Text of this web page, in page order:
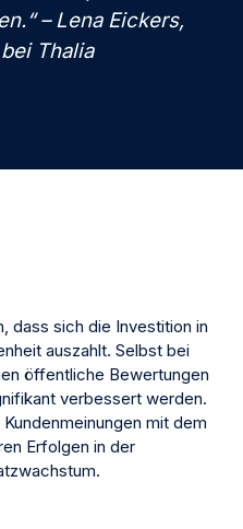
– Lena Eickers,
Thalia
dass sich die Investition in
auszahlt. Selbst bei
öffentliche Bewertungen
verbessert werden.
mit dem
Erfolgen in der